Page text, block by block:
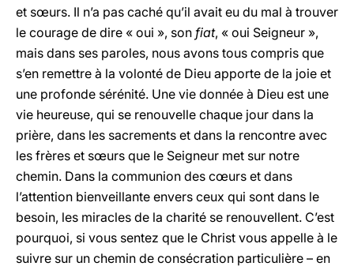
et sœurs. Il n’a pas caché qu’il avait eu du mal à trouver
le courage de dire « oui », son fiat, « oui Seigneur »,
mais dans ses paroles, nous avons tous compris que
s’en remettre à la volonté de Dieu apporte de la joie et
une profonde sérénité. Une vie donnée à Dieu est une
vie heureuse, qui se renouvelle chaque jour dans la
prière, dans les sacrements et dans la rencontre avec
les frères et sœurs que le Seigneur met sur notre
chemin. Dans la communion des cœurs et dans
l’attention bienveillante envers ceux qui sont dans le
besoin, les miracles de la charité se renouvellent. C’est
pourquoi, si vous sentez que le Christ vous appelle à le
suivre sur un chemin de consécration particulière – en